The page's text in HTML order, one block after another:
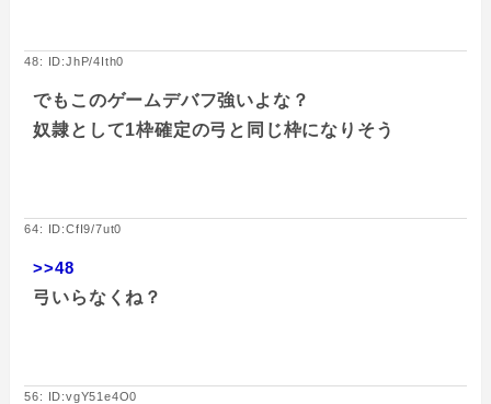
48: ID:JhP/4Ith0
でもこのゲームデバフ強いよな？
奴隷として1枠確定の弓と同じ枠になりそう
64: ID:CfI9/7ut0
>>48
弓いらなくね？
56: ID:vgY51e4O0